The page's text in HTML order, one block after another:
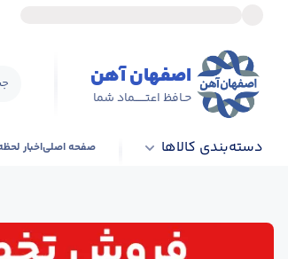
اصفهان آهن
حـافظ اعتــــــماد شما
دسته‌بندی کالاها صفحه اصلیاخبار